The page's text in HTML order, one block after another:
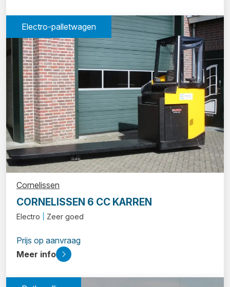
Electro-palletwagen
Cornelissen
CORNELISSEN 6 CC KARREN
Electro Zeer goed
Prijs op aanvraag
Meer info